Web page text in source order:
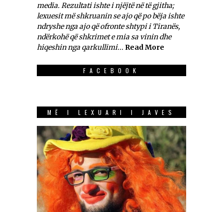
media. Rezultati ishte i njëjtë në të gjitha;
lexuesit më shkruanin se ajo që po bëja ishte
ndryshe nga ajo që ofronte shtypi i Tiranës,
ndërkohë që shkrimet e mia sa vinin dhe
hiqeshin nga qarkullimi... Read More
FACEBOOK
MË I LEXUARI I JAVES